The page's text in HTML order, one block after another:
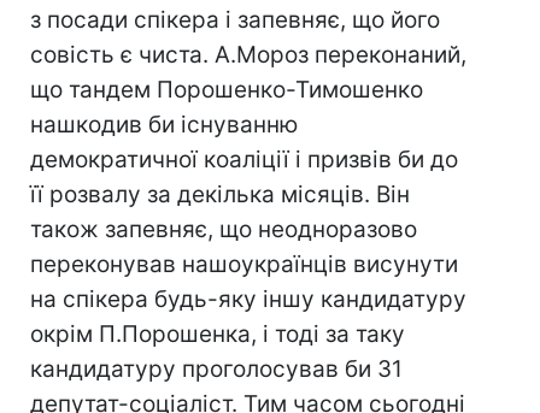
з посади спікера і запевняє, що його
совість є чиста. А.Мороз переконаний,
що тандем Порошенко-Тимошенко
нашкодив би існуванню
демократичної коаліції і призвів би до
її розвалу за декілька місяців. Він
також запевняє, що неодноразово
переконував нашоукраїнців висунути
на спікера будь-яку іншу кандидатуру
окрім П.Порошенка, і тоді за таку
кандидатуру проголосував би 31
депутат-соціаліст. Тим часом сьогодні